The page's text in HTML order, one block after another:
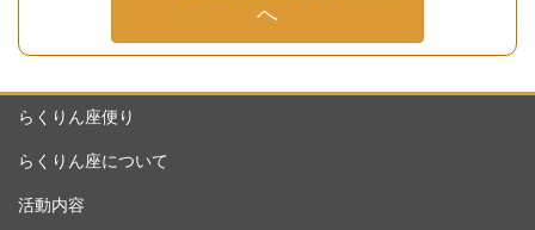
へ
らくりん座便り
らくりん座について
活動内容